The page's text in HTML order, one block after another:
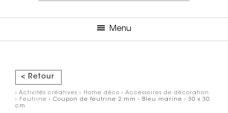
Menu
< Retour
› Activités créatives › Home déco › Accessoires de décoration
› Feutrine › Coupon de feutrine 2 mm - Bleu marine - 30 x 30
cm